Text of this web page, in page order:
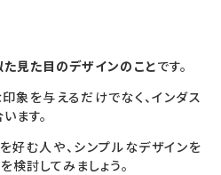
見た目のデザインのことです。
象を与えるだけでなく、インダス
ます。
好む人や、シンプルなデザインを
検討してみましょう。